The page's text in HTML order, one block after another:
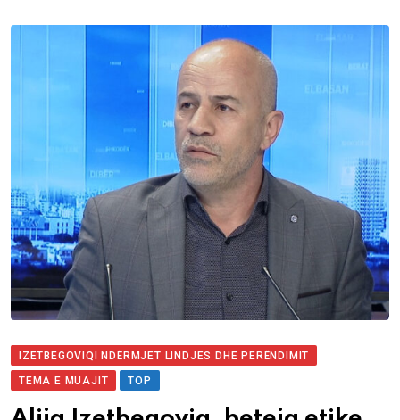
IZETBEGOVIQI NDËRMJET LINDJES DHE PERËNDIMIT
TEMA E MUAJIT
TOP